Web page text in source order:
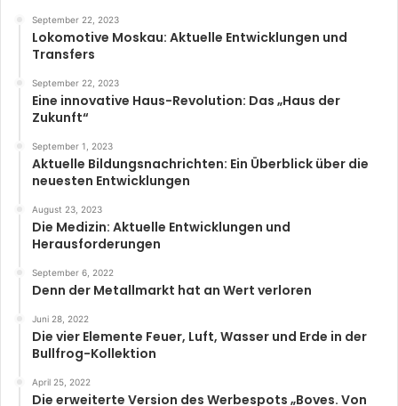
September 22, 2023
Lokomotive Moskau: Aktuelle Entwicklungen und
Transfers
September 22, 2023
Eine innovative Haus-Revolution: Das „Haus der
Zukunft“
September 1, 2023
Aktuelle Bildungsnachrichten: Ein Überblick über die
neuesten Entwicklungen
August 23, 2023
Die Medizin: Aktuelle Entwicklungen und
Herausforderungen
September 6, 2022
Denn der Metallmarkt hat an Wert verloren
Juni 28, 2022
Die vier Elemente Feuer, Luft, Wasser und Erde in der
Bullfrog-Kollektion
April 25, 2022
Die erweiterte Version des Werbespots „Boves. Von